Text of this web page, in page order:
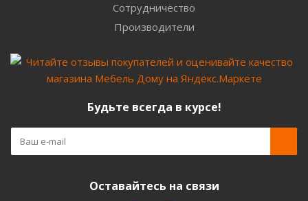
Сотрудничество
Производители
Будьте всегда в курсе!
Оставайтесь на связи